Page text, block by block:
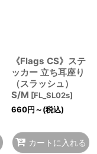
《Flags CS》ステ
ッカー 立ち耳座り
（スラッシュ）
S/M [FL_SL02s]
660円～(税込)
カートに入れる